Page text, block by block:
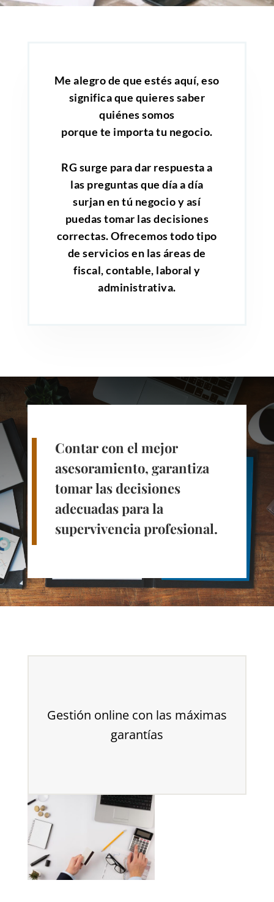
Me alegro de que estés aquí, eso
significa que quieres saber
quiénes somos
porque te importa tu negocio.
RG surge para dar respuesta a
las preguntas que día a día
surjan en tú negocio y así
puedas tomar las decisiones
correctas. Ofrecemos todo tipo
de servicios en las áreas de
fiscal, contable, laboral y
administrativa.
Contar con el mejor
asesoramiento, garantiza
tomar las decisiones
adecuadas para la
supervivencia profesional.
Gestión online con las máximas
garantías